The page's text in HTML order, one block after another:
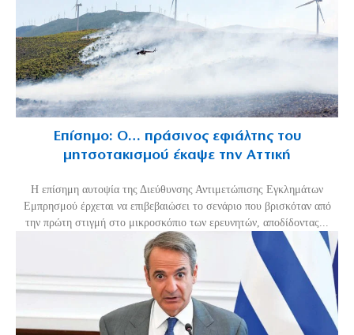
Επίσημο: Ο… πράσινος εφιάλτης του
μητσοτακισμού έκαψε την Αττική
Η επίσημη αυτοψία της Διεύθυνσης Αντιμετώπισης Εγκλημάτων
Εμπρησμού έρχεται να επιβεβαιώσει το σενάριο που βρισκόταν από
την πρώτη στιγμή στο μικροσκόπιο των ερευνητών, αποδίδοντας...